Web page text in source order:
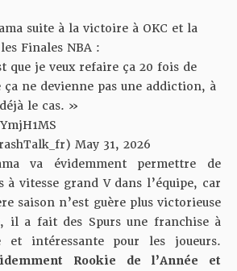
suite à la victoire à OKC et la
Finales NBA :
que je veux refaire ça 20 fois de
ça ne devienne pas une addiction, à
le cas. »
May 31, 2026
va évidemment permettre de
à vitesse grand V dans l’équipe, car
saison n’est guère plus victorieuse
il a fait des Spurs une franchise à
et intéressante pour les joueurs.
Rookie de l’Année et